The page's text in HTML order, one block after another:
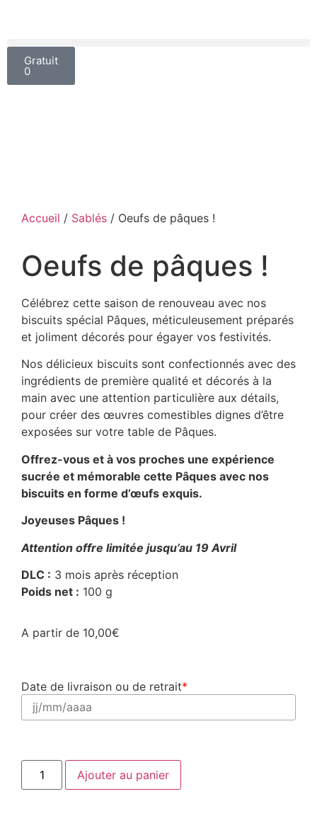
Gratuit
0
Accueil / Sablés / Oeufs de pâques !
Oeufs de pâques !
Célébrez cette saison de renouveau avec nos
biscuits spécial Pâques, méticuleusement préparés
et joliment décorés pour égayer vos festivités.
Nos délicieux biscuits sont confectionnés avec des
ingrédients de première qualité et décorés à la
main avec une attention particulière aux détails,
pour créer des œuvres comestibles dignes d’être
exposées sur votre table de Pâques.
Offrez-vous et à vos proches une expérience
sucrée et mémorable cette Pâques avec nos
biscuits en forme d’œufs exquis.
Joyeuses Pâques !
Attention offre limitée jusqu’au 19 Avril
DLC : 3 mois après réception
Poids net : 100 g
A partir de 10,00€
Date de livraison ou de retrait*
Ajouter au panier